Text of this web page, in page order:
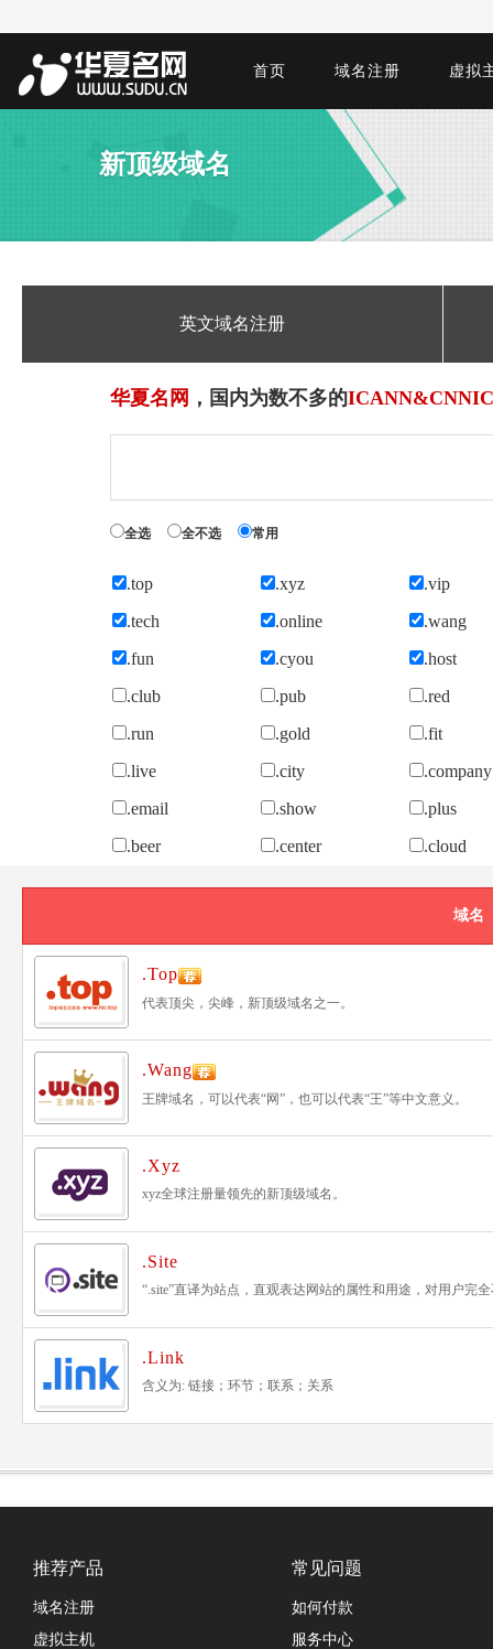
首页 域名注册 虚拟
新顶级域名
英文域名注册
华夏名网 ，国内为数不多的
全选 全不选 常用
.top .xyz
.vip
.tech
.online
.wang
.fun
.cyou
.host
.club
.pub
.red
.run
.gold
.fit
.live
.city
.company
.email
.show
.plus
.beer
.center .cloud
域名
.Top
代表顶尖，尖峰，新顶级域名之一。
.Wang
王牌域名，可以代表“网”，也可以代表“王”等中文意义。
.Xyz
xyz全球注册量领先的新顶级域名。
.Site
“.site”直译为站点，直观表达网站的属性和用途，对用户完
.Link
含义为: 链接；环节；联系；关系
推荐产品
域名注册
虚拟主机
常见问题
如何付款
服务中心